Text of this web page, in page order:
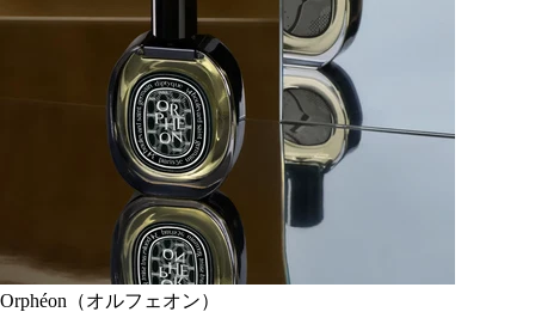
Orphéon（オルフェオン）